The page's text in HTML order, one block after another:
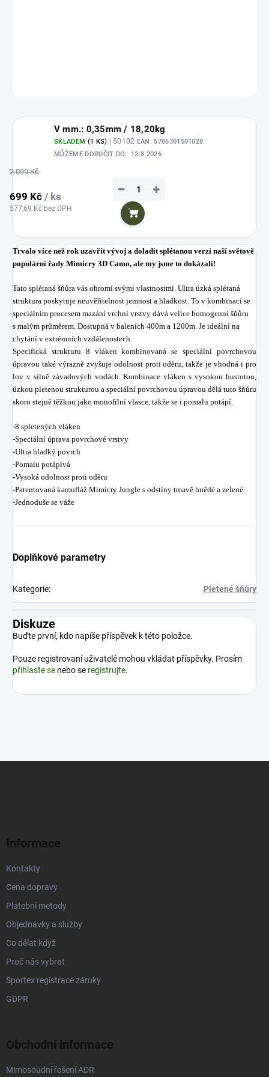
V mm.: 0,35mm / 18,20kg
SKLADEM (1 KS) | 50102 EAN: 5706301501028
MŮŽEME DORUČIT DO:
12.8.2026
2 099 Kč
699 Kč / ks
577,69 Kč bez DPH
+
−
Do košíku
Trvalo více než rok uzavřít vývoj a doladit splétanou verzi naší světově
populární řady Mimicry 3D Camo, ale my jsme to dokázali!
Tato splétaná šňůra vás ohromí svými vlastnostmi. Ultra úzká splétaná
struktura poskytuje neuvěřitelnost jemnost a hladkost. To v kombinaci se
speciálním procesem mazání vrchní vrstvy dává velice homogenní šňůru
s malým průměrem. Dostupná v baleních 400m a 1200m. Je ideální na
chytání v extrémních vzdálenostech.
Specifická strukturu 8 vláken kombinovaná se speciální povrchovou
úpravou také výrazně zvyšuje odolnost proti oděru, takže je vhodná i pro
lov v silně závadových vodách. Kombinace vláken s vysokou hustotou,
úzkou pletenou strukturou a speciální povrchovou úpravou dělá tuto šňůru
skoro stejně těžkou jako monofilní vlasce, takže se i pomalu potápí.
-8 spletených vláken
-Speciální úprava povrchové vrstvy
-Ultra hladký povrch
-Pomalu potápivá
-Vysoká odolnost proti oděru
-Patentovaná kamufláž Mimicry Jungle s odstíny tmavě hnědé a zelené
-Jednoduše se váže
Doplňkové parametry
Kategorie: Pletené šňůry
Diskuze
Buďte první, kdo napíše příspěvek k této položce.
Pouze registrovaní uživatelé mohou vkládat příspěvky. Prosím
přihlaste se nebo se registrujte.
Informace
Kontakty
Cena dopravy
Platební metody
Objednávky a služby
Co dělat když
Proč nás vybrat
Sportex registrace záruky
GDPR
Obchodní informace
Mimosoudní řešení ADR